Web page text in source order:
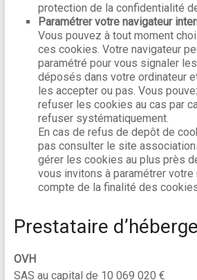
protection de la confidentialité
Paramétrer votre navigateur
Vous pouvez à tout moment
ces cookies. Votre navigateur
paramétré pour vous signaler
déposés dans votre ordinateur
les accepter ou pas. Vous
refuser les cookies au cas par
refuser systématiquement.
En cas de refus de depôt de
pas consulter le site
gérer les cookies au plus près
vous invitons à paramétrer votre
compte de la finalité des
Prestataire
OVH
SAS au capital de 10 069 020 €